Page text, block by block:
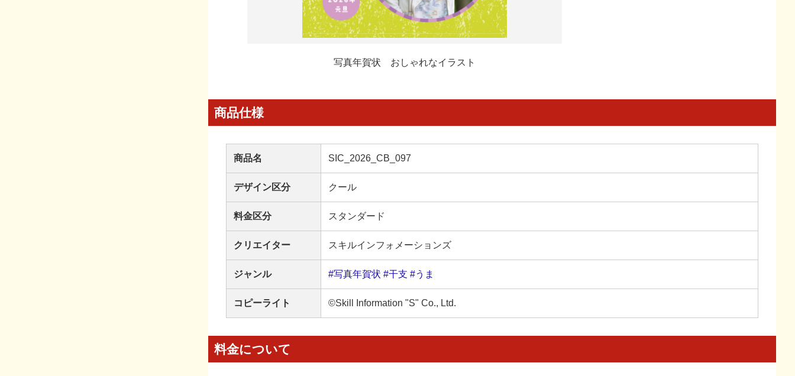
写真年賀状 おしゃれなイラスト
商品仕様
商品名 SIC_2026_CB_097
デザイン区分 クール
料金区分 スタンダード
クリエイター スキルインフォメーションズ
ジャンル #写真年賀状 #干支 #うま
コピーライト ©Skill Information "S" Co., Ltd.
料金について